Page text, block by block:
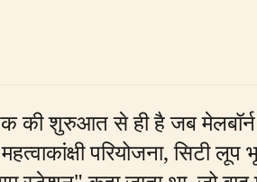
की शुरुआत से ही है जब
परियोजना,